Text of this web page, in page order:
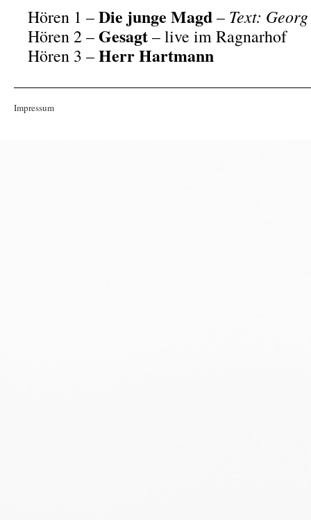
Hören 1 –Die junge Magd– Text:
Hören 2 – Gesagt– live im Ragnarhof
Hören 3 –Herr Hartmann
Impressum